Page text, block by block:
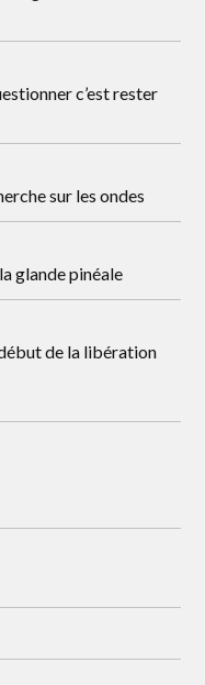
c’est rester
sur les ondes
glande pinéale
de la libération